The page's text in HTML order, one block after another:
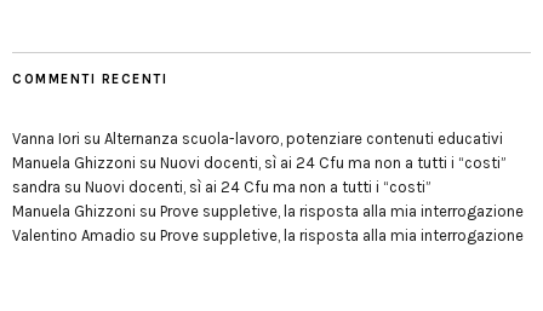
COMMENTI RECENTI
Vanna Iori su Alternanza scuola-lavoro, potenziare contenuti educativi
Manuela Ghizzoni su Nuovi docenti, sì ai 24 Cfu ma non a tutti i “costi”
sandra su Nuovi docenti, sì ai 24 Cfu ma non a tutti i “costi”
Manuela Ghizzoni su Prove suppletive, la risposta alla mia interrogazione
Valentino Amadio su Prove suppletive, la risposta alla mia interrogazione